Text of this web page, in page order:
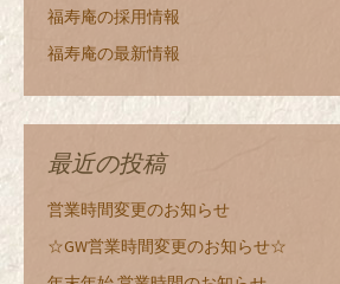
福寿庵の採用情報
福寿庵の最新情報
最近の投稿
営業時間変更のお知らせ
☆GW営業時間変更のお知らせ☆